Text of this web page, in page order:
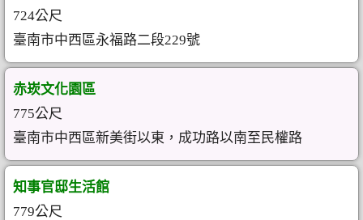
724公尺
臺南市中西區永福路二段229號
赤崁文化園區
775公尺
臺南市中西區新美街以東，成功路以南至民權路
知事官邸生活館
779公尺